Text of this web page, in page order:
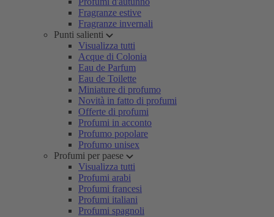
Fragranze estive
Fragranze invernali
Punti salienti
Visualizza tutti
Acque di Colonia
Eau de Parfum
Eau de Toilette
Miniature di profumo
Novità in fatto di profumi
Offerte di profumi
Profumi in acconto
Profumo popolare
Profumo unisex
Profumi per paese
Visualizza tutti
Profumi arabi
Profumi francesi
Profumi italiani
Profumi spagnoli